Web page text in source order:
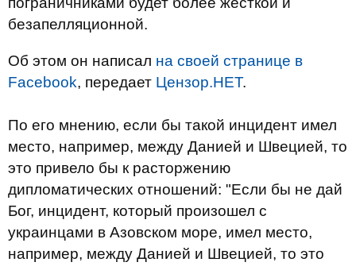
безапелляционной.
Об этом он написал на своей странице в
Facebook, передает Цензор.НЕТ.
По его мнению, если бы такой инцидент имел
место, например, между Данией и Швецией, то
это привело бы к расторжению
дипломатических отношений: "Если бы не дай
Бог, инцидент, который произошел с
украинцами в Азовском море, имел место,
например, между Данией и Швецией, то это